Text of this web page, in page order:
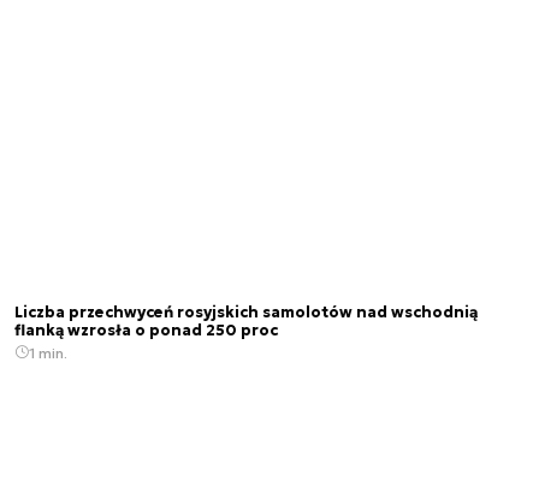
Liczba przechwyceń rosyjskich samolotów nad wschodnią
flanką wzrosła o ponad 250 proc
1 min.